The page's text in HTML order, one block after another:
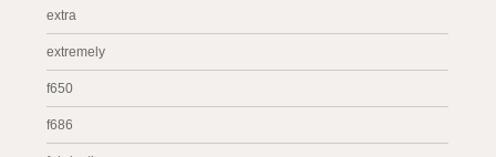
extra
extremely
f650
f686